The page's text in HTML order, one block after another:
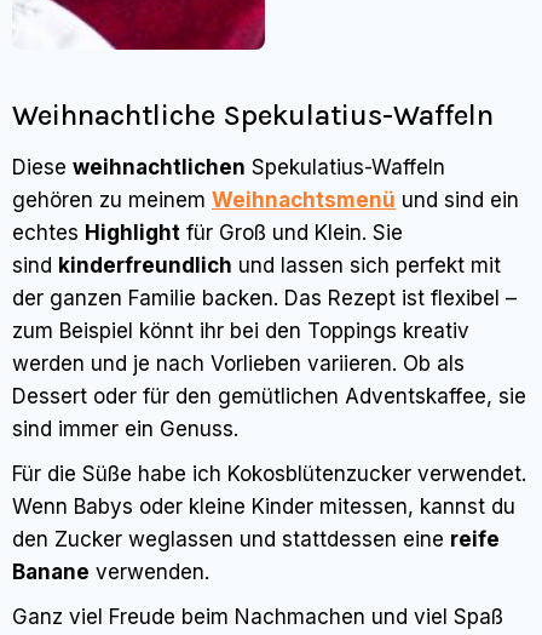
Weihnachtliche Spekulatius-Waffeln
Diese weihnachtlichen Spekulatius-Waffeln
gehören zu meinem Weihnachtsmenü und sind ein
echtes Highlight für Groß und Klein. Sie
sind kinderfreundlich und lassen sich perfekt mit
der ganzen Familie backen. Das Rezept ist flexibel –
zum Beispiel könnt ihr bei den Toppings kreativ
werden und je nach Vorlieben variieren. Ob als
Dessert oder für den gemütlichen Adventskaffee, sie
sind immer ein Genuss.
Für die Süße habe ich Kokosblütenzucker verwendet.
Wenn Babys oder kleine Kinder mitessen, kannst du
den Zucker weglassen und stattdessen eine reife
Banane verwenden.
Ganz viel Freude beim Nachmachen und viel Spaß